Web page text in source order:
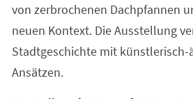
von zerbrochenen Dachpfannen
neuen Kontext. Die Ausstellung
Stadtgeschichte mit künstlerisch-
Ansätzen.